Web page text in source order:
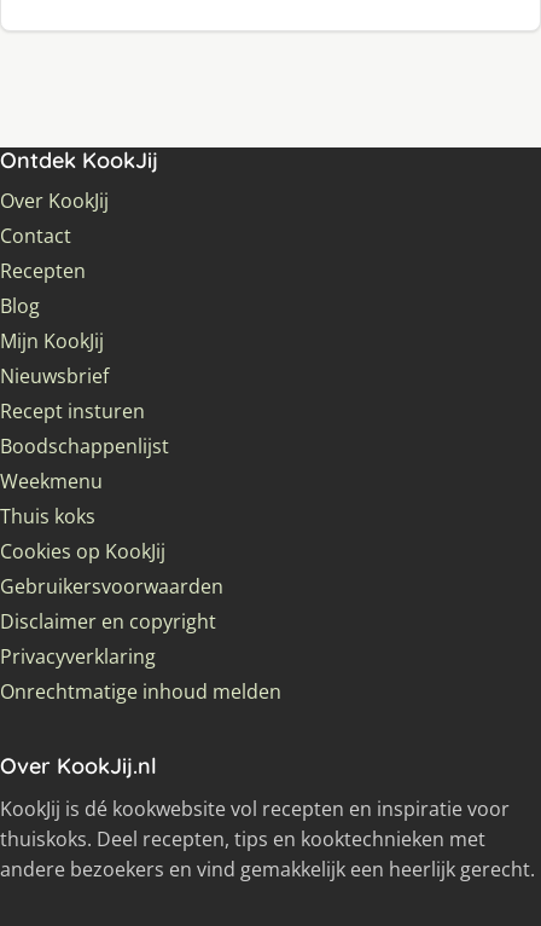
Ontdek KookJij
Over KookJij
Contact
Recepten
Blog
Mijn KookJij
Nieuwsbrief
Recept insturen
Boodschappenlijst
Weekmenu
Thuis koks
Cookies op KookJij
Gebruikersvoorwaarden
Disclaimer en copyright
Privacyverklaring
Onrechtmatige inhoud melden
Over KookJij.nl
KookJij is dé kookwebsite vol recepten en inspiratie voor
thuiskoks. Deel recepten, tips en kooktechnieken met
andere bezoekers en vind gemakkelijk een heerlijk gerecht.